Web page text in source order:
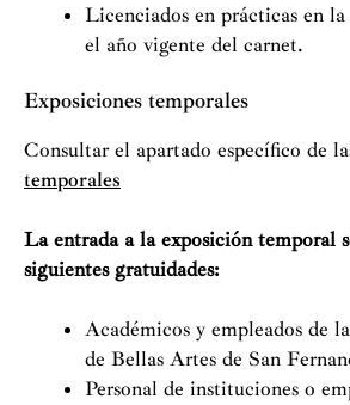
Licenciados en prácticas en
el año vigente del carnet.
Exposiciones temporales
Consultar el apartado específico de
temporales
La entrada a la exposición temporal
siguientes gratuidades:
Académicos y empleados de
de Bellas Artes de San
Personal de instituciones o